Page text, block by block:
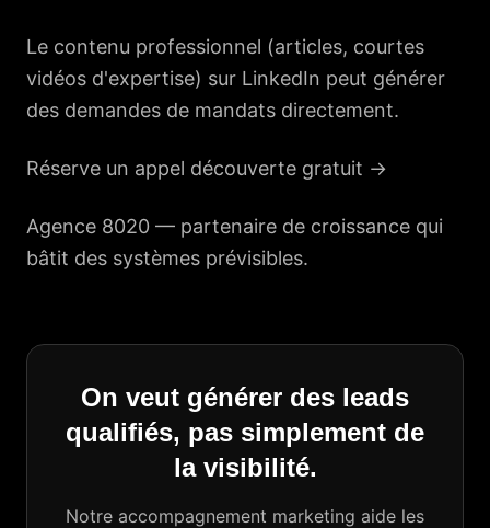
Le contenu professionnel (articles, courtes
vidéos d'expertise) sur LinkedIn peut générer
des demandes de mandats directement.
Réserve un appel découverte gratuit →
Agence 8020 — partenaire de croissance qui
bâtit des systèmes prévisibles.
On veut générer des leads
qualifiés, pas simplement de
la visibilité.
Notre accompagnement marketing aide les